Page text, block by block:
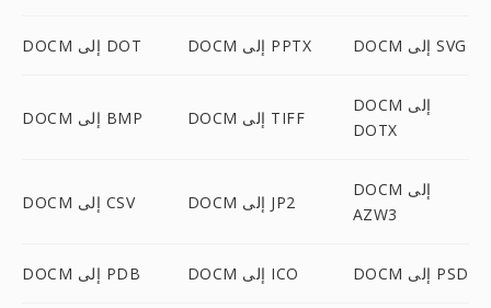
DOCM إلى DOT DOCM إلى PPTX DOCM إلى SVG
DOCM إلى BMP DOCM إلى TIFF
DOCM إلى
DOTX
DOCM إلى CSV DOCM إلى JP2
DOCM إلى
AZW3
DOCM إلى PDB DOCM إلى ICO DOCM إلى PSD